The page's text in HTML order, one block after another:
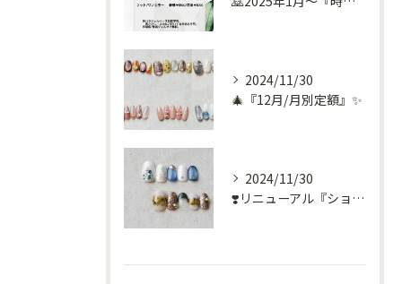
2024/11/30
🎄『12月/月別定額』✨
2024/11/30
❣️リニューアル『ショートネイル定額』❣️